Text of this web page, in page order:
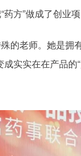
方”做成了创业
的老师。她是拥
成实实在在产品